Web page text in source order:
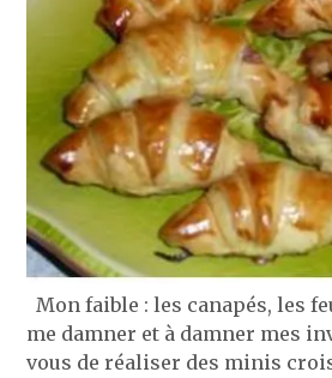
Mon faible : les canapés, les
me damner et à damner mes
vous de réaliser des minis